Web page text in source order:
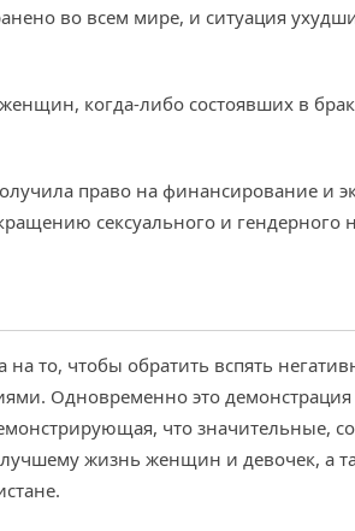
во всем мире, и ситуация
когда-либо состоявших в
право на финансирование и
сексуального и гендерного
то, чтобы обратить вспять
Одновременно это
что значительные,
жизнь женщин и девочек, а